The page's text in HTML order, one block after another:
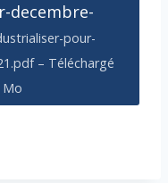
decembre-
pour-
– Téléchargé
Mo